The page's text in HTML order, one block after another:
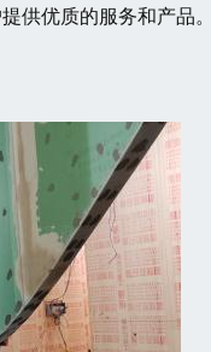
供优质的服务和产